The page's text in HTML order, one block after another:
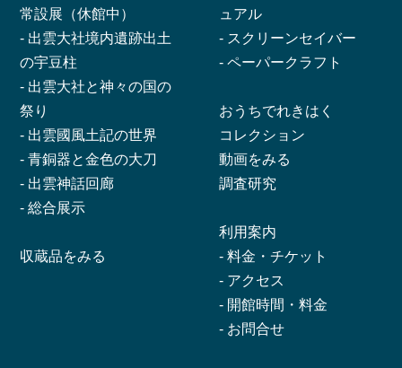
常設展（休館中）
- 出雲大社境内遺跡出土
の宇豆柱
- 出雲大社と神々の国の
祭り
- 出雲國風土記の世界
-青銅器と金色の大刀
- 出雲神話回廊
-総合展示
収蔵品をみる
ュアル
- スクリーンセイバー
-ペーパークラフト
おうちでれきはく
コレクション
動画をみる
調査研究
利用案内
-料金・チケット
- アクセス
- 開館時間・料金
- お問合せ